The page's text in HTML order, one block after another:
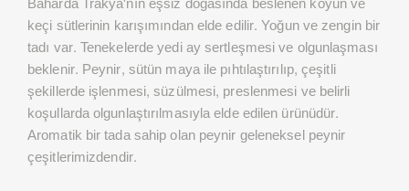
keçi sütlerinin karışımından elde edilir. Yoğun ve zengin bir
tadı var. Tenekelerde yedi ay sertleşmesi ve olgunlaşması
beklenir. Peynir, sütün maya ile pıhtılaştırılıp, çeşitli
şekillerde işlenmesi, süzülmesi, preslenmesi ve belirli
koşullarda olgunlaştırılmasıyla elde edilen ürünüdür.
Aromatik bir tada sahip olan peynir geleneksel peynir
çeşitlerimizdendir.